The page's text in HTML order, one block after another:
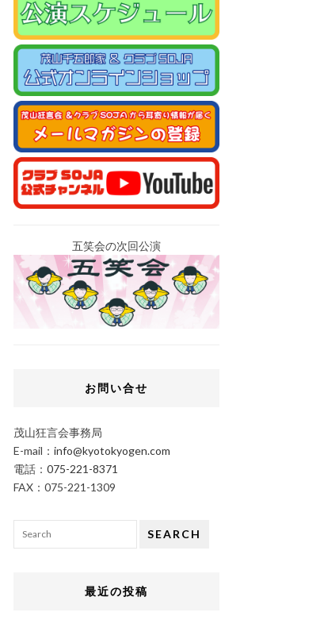
五笑会の次回公演
お問い合せ
茂山狂言会事務局
E-mail： info@kyotokyogen.com
電話： 075-221-8371
FAX：075-221-1309
SEARCH
最近の投稿